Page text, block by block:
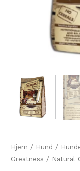
Hjem / Hund /
Greatness / Natural